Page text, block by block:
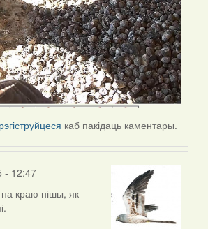
каб пакідаць каментары.
- 12:47
краю нішы, як